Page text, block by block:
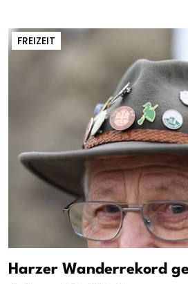
FREIZEIT
Harzer Wanderrekord